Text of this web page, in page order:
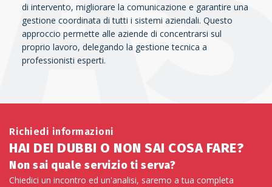
di intervento, migliorare la comunicazione e garantire una
gestione coordinata di tutti i sistemi aziendali. Questo
approccio permette alle aziende di concentrarsi sul
proprio lavoro, delegando la gestione tecnica a
professionisti esperti.
Richiedi informazioni
HAI DEI DUBBI O NON SAI COSA FARE?
Non sai quale servizio ti serva?
Chiedici un incontro ed un'analisi, saremo a tua completa